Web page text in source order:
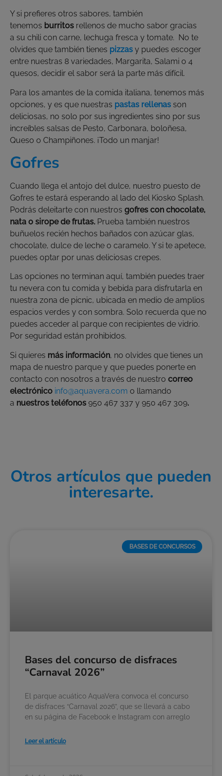
Y si prefieres otros sabores, también
tenemos burritos rellenos de mucho sabor gracias
a su chili con carne, lechuga fresca y tomate. No te
olvides que también tienes pizzas y puedes escoger
entre nuestras 8 variedades, Margarita, Salami o 4
quesos, decidir el sabor será la parte más difícil.
Para los amantes de la comida italiana, tenemos más
opciones, y es que nuestras pastas rellenas son
deliciosas, no solo por sus ingredientes sino por sus
increíbles salsas de Pesto, Carbonara, boloñesa,
Queso o Champiñones. ¡Todo un manjar!
Gofres
Cuando llega el antojo del dulce, nuestro puesto de
Gofres te estará esperando al lado del Kiosko Splash.
Podrás deleitarte con nuestros gofres con chocolate,
nata o sirope de frutas. Prueba también nuestros
buñuelos recién hechos bañados con azúcar glas,
chocolate, dulce de leche o caramelo. Y si te apetece,
puedes optar por unas deliciosas crepes.
Las opciones no terminan aquí, también puedes traer
tu nevera con tu comida y bebida para disfrutarla en
nuestra zona de picnic, ubicada en medio de amplios
espacios verdes y con sombra. Solo recuerda que no
puedes acceder al parque con recipientes de vidrio.
Por seguridad están prohibidos.
Si quieres más información, no olvides que tienes un
mapa de nuestro parque y que puedes ponerte en
contacto con nosotros a través de nuestro correo
electrónico info@aquavera.com o llamando
a nuestros teléfonos 950 467 337 y 950 467 309.
Otros artículos que pueden
interesarte.
BASES DE CONCURSOS
Bases del concurso de disfraces
“Carnaval 2026”
El parque acuático AquaVera convoca el concurso
de disfraces “Carnaval 2026”, que se llevará a cabo
en su página de Facebook e Instagram con arreglo
Leer el artículo